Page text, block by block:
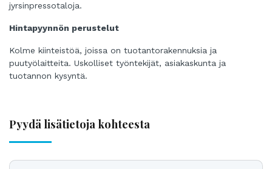
jyrsinpressotaloja.
Hintapyynnön perustelut
Kolme kiinteistöä, joissa on tuotantorakennuksia ja
puutyölaitteita. Uskolliset työntekijät, asiakaskunta ja
tuotannon kysyntä.
Pyydä lisätietoja kohteesta